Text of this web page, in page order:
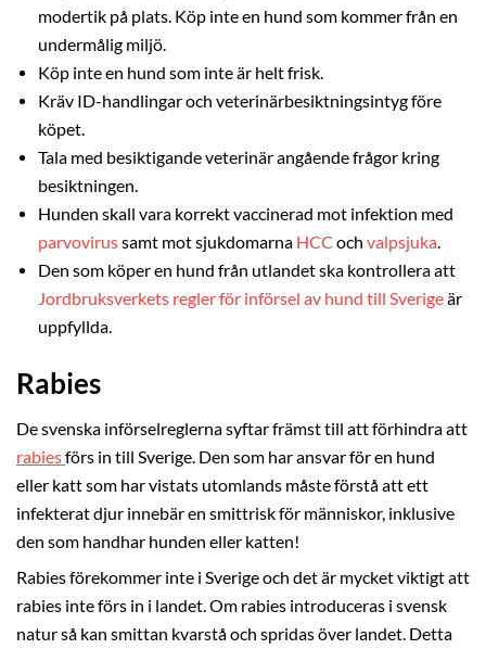
modertik på plats. Köp inte en hund som kommer från en
undermålig miljö.
Köp inte en hund som inte är helt frisk.
Kräv ID-handlingar och veterinärbesiktningsintyg före
köpet.
Tala med besiktigande veterinär angående frågor kring
besiktningen.
Hunden skall vara korrekt vaccinerad mot infektion med
parvovirussamt mot sjukdomarna HCC och valpsjuka.
Den som köper en hund från utlandet ska kontrollera att
Jordbruksverkets regler för införsel av hund till Sverigeär
uppfyllda.
Rabies
De svenska införselreglerna syftar främst till att förhindra att
rabiesförs in till Sverige. Den som har ansvar för en hund
eller katt som har vistats utomlands måste förstå att ett
infekterat djur innebär en smittrisk för människor, inklusive
den som handhar hunden eller katten!
Rabies förekommer inte i Sverige och det är mycket viktigt att
rabies inte förs in i landet. Om rabies introduceras i svensk
natur så kan smittan kvarstå och spridas över landet. Detta